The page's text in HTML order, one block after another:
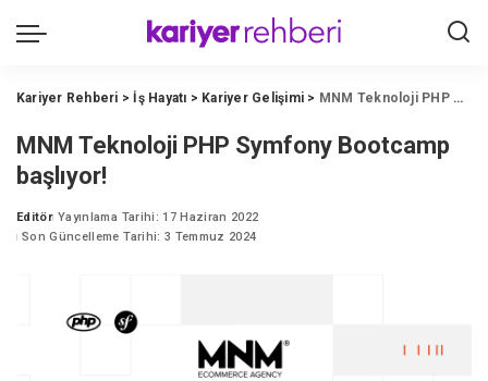
Kariyer Rehberi > İş Hayatı > Kariyer Gelişimi > MNM Teknoloji PHP Symfony Bootcamp başlıyor!
MNM Teknoloji PHP Symfony Bootcamp
başlıyor!
Posted
by
Editör Yayınlama Tarihi: 17 Haziran 2022
Son Güncelleme Tarihi: 3 Temmuz 2024